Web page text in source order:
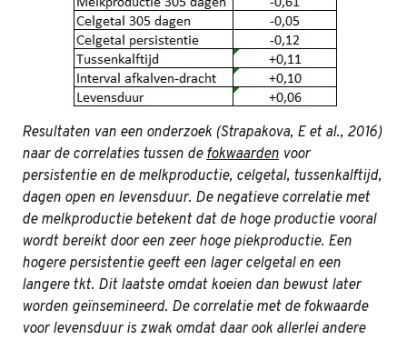
Resultaten van een onderzoek (Strapakova, E et al., 2016)
naar de correlaties tussen de fokwaarden voor
persistentie en de melkproductie, celgetal, tussenkalftijd,
dagen open en levensduur. De negatieve correlatie met
de melkproductie betekent dat de hoge productie vooral
wordt bereikt door een zeer hoge piekproductie. Een
hogere persistentie geeft een lager celgetal en een
langere tkt. Dit laatste omdat koeien dan bewust later
worden geïnsemineerd. De correlatie met de fokwaarde
voor levensduur is zwak omdat daar ook allerlei andere